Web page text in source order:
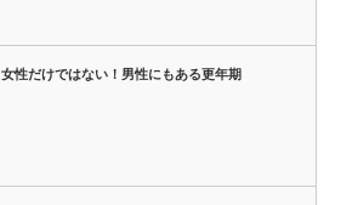
女性だけではない！男性にもある更年期